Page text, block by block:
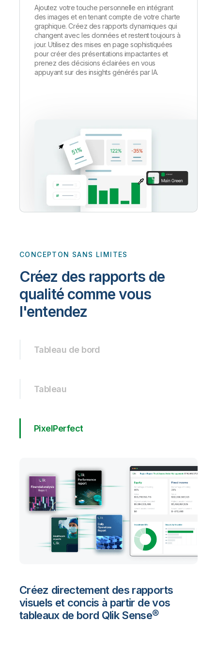
Ajoutez votre touche personnelle en intégrant
des images et en tenant compte de votre charte
graphique. Créez des rapports dynamiques qui
changent avec les données et restent toujours à
jour. Utilisez des mises en page sophistiquées
pour créer des présentations impactantes et
prenez des décisions éclairées en vous
appuyant sur des insights générés par IA.
CONCEPTON SANS LIMITES
Créez des rapports de
qualité comme vous
l'entendez
Tableau de bord
Tableau
PixelPerfect
Créez directement des rapports
visuels et concis à partir de vos
tableaux de bord Qlik Sense®